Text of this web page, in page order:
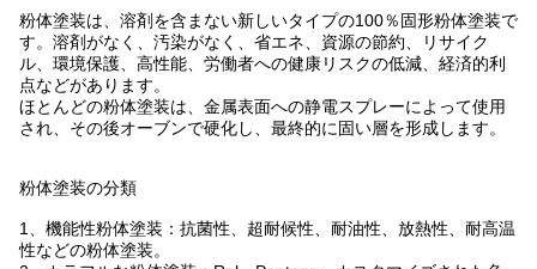
粉体塗装は、溶剤を含まない新しいタイプの100％固形粉体塗装で
す。溶剤がなく、汚染がなく、省エネ、資源の節約、リサイク
ル、環境保護、高性能、労働者への健康リスクの低減、経済的利
点などがあります。
ほとんどの粉体塗装は、金属表面への静電スプレーによって使用
され、その後オーブンで硬化し、最終的に固い層を形成します。
粉体塗装の分類
1、機能性粉体塗装：抗菌性、超耐候性、耐油性、放熱性、耐高温
性などの粉体塗装。